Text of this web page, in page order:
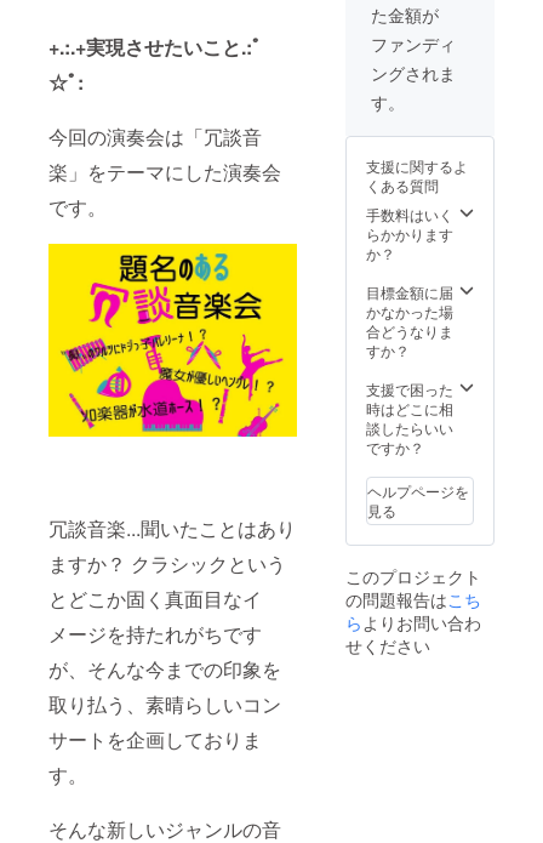
+.:.+実現させたいこと.:ﾟ
☆ﾟ:
今回の演奏会は「冗談音
楽」をテーマにした演奏会
です。
冗談音楽...聞いたことはあり
ますか？ クラシックという
とどこか固く真面目なイ
メージを持たれがちです
が、そんな今までの印象を
取り払う、素晴らしいコン
サートを企画しておりま
す。
そんな新しいジャンルの音
た金額が
ファンディ
ングされま
す。
支援に関するよ
くある質問
手数料はいく
らかかります
か？
目標金額に届
かなかった場
合どうなりま
すか？
支援で困った
時はどこに相
談したらいい
ですか？
ヘルプページを
見る
このプロジェクト
の問題報告はこち
ら よりお問い合わ
せください